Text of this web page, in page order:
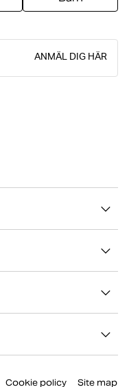
ANMÄL DIG HÄR
Cookie policy Site map